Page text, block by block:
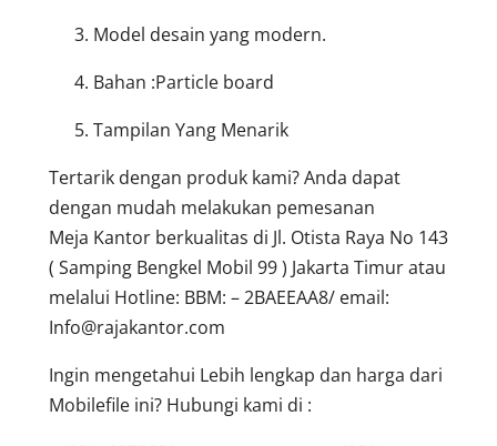
Model desain yang modern.
Bahan :Particle board
Tampilan Yang Menarik
Tertarik dengan produk kami? Anda dapat
dengan mudah melakukan pemesanan
Meja Kantor berkualitas di Jl. Otista Raya No 143
( Samping Bengkel Mobil 99 ) Jakarta Timur atau
melalui Hotline: BBM: – 2BAEEAA8/ email:
Info@rajakantor.com
Ingin mengetahui Lebih lengkap dan harga dari
Mobilefile ini? Hubungi kami di :